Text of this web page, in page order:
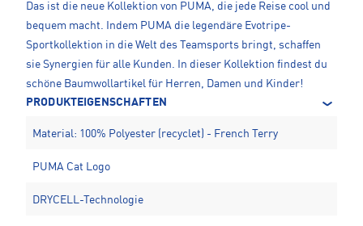
Das ist die neue Kollektion von PUMA, die jede Reise cool und
bequem macht. Indem PUMA die legendäre Evotripe-
Sportkollektion in die Welt des Teamsports bringt, schaffen
sie Synergien für alle Kunden. In dieser Kollektion findest du
schöne Baumwollartikel für Herren, Damen und Kinder!
PRODUKTEIGENSCHAFTEN
Material: 100% Polyester (recyclet) - French Terry
PUMA Cat Logo
DRYCELL-Technologie